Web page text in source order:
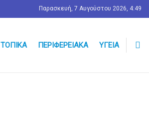
Παρασκευή, 7 Αυγούστου 2026, 4:49
ΤΟΠΙΚΆ ΠΕΡΙΦΕΡΕΙΑΚΆ ΥΓΕΊΑ